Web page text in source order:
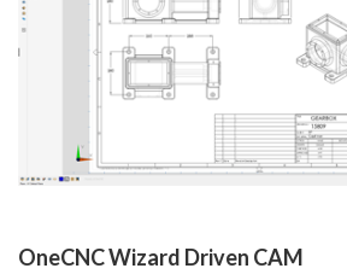
OneCNC Wizard Driven CAM